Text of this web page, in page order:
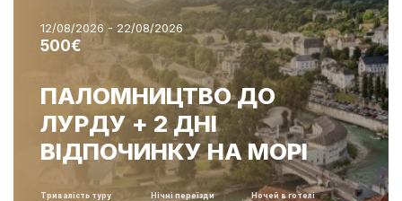
12/08/2026 - 22/08/2026
500€
ПАЛОМНИЦТВО ДО
ЛУРДУ + 2 ДНІ
ВІДПОЧИНКУ НА МОРІ
Тривалість туру
Нічні переїзди
Ночей в готелі